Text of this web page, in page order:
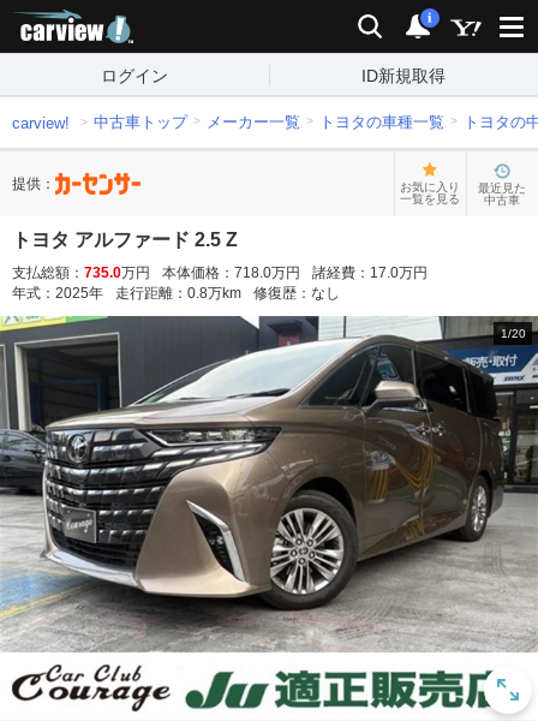
検索 通知
i
ログイン ID新規取得
carview! 中古車トップ メーカー一覧 トヨタの車種一覧 トヨタの
提供：
お気に入り
一覧を見る
最近見た
中古車
トヨタ アルファード 2.5 Z
支払総額： 735.0万円 本体価格： 718.0万円 諸経費： 17.0万円
年式： 2025年 走行距離： 0.8万km 修復歴： なし
1/20